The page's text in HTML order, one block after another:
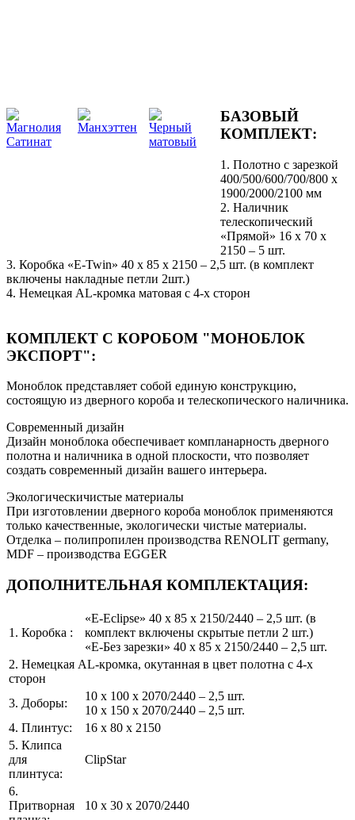
Магнолия
Сатинат
Манхэттен
Черный
матовый
БАЗОВЫЙ
КОМПЛЕКТ:
1. Полотно c зарезкой
400/500/600/700/800 x
1900/2000/2100 мм
2. Наличник
телескопический
«Прямой» 16 х 70 х
2150 – 5 шт.
3. Коробка «Е-Twin» 40 х 85 х 2150 – 2,5 шт. (в комплект
включены накладные петли 2шт.)
4. Немецкая AL-кромка матовая с 4-х сторон
КОМПЛЕКТ С КОРОБОМ "МОНОБЛОК
ЭКСПОРТ":
Моноблок представляет собой единую конструкцию,
состоящую из дверного короба и телескопического наличника.
Современный дизайн
Дизайн моноблока обеспечивает компланарность дверного
полотна и наличника в одной плоскости, что позволяет
создать современный дизайн вашего интерьера.
Экологическичистые материалы
При изготовлении дверного короба моноблок применяются
только качественные, экологически чистые материалы.
Отделка – полипропилен производства RENOLIT germany,
MDF – производства EGGER
ДОПОЛНИТЕЛЬНАЯ КОМПЛЕКТАЦИЯ:
1. Коробка :
«Е-Eclipse» 40 х 85 х 2150/2440 – 2,5 шт. (в
комплект включены скрытые петли 2 шт.)
«Е-Без зарезки» 40 х 85 х 2150/2440 – 2,5 шт.
2. Немецкая AL-кромка, окутанная в цвет полотна с 4-х
сторон
3. Доборы:
10 х 100 х 2070/2440 – 2,5 шт.
10 х 150 х 2070/2440 – 2,5 шт.
4. Плинтус:
16 x 80 x 2150
5. Клипса
для
плинтуса:
ClipStar
6.
Притворная
10 x 30 x 2070/2440